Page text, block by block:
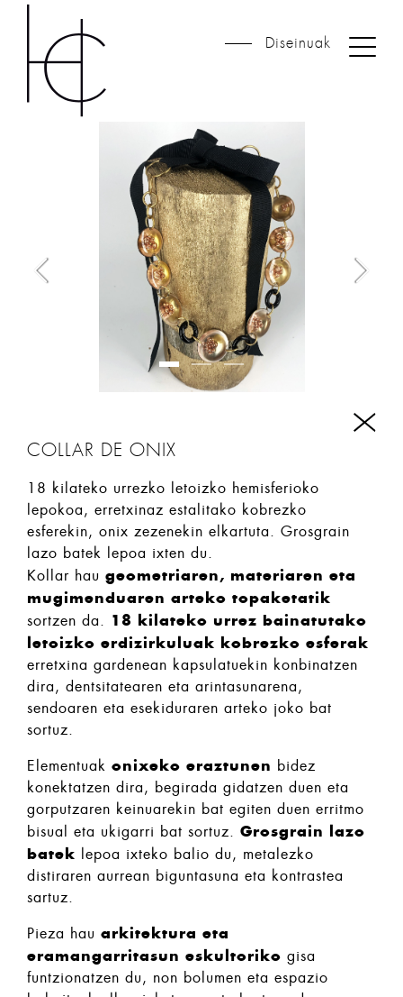
Diseinuak
COLLAR DE ONIX
18 kilateko urrezko letoizko hemisferioko
lepokoa, erretxinaz estalitako kobrezko
esferekin, onix zezenekin elkartuta. Grosgrain
lazo batek lepoa ixten du.
Kollar hau geometriaren, materiaren eta
mugimenduaren arteko topaketatik
sortzen da. 18 kilateko urrez bainatutako
letoizko erdizirkuluak kobrezko esferak
erretxina gardenean kapsulatuekin konbinatzen
dira, dentsitatearen eta arintasunarena,
sendoaren eta esekiduraren arteko joko bat
sortuz.
Elementuak onixeko eraztunen bidez
konektatzen dira, begirada gidatzen duen eta
gorputzaren keinuarekin bat egiten duen erritmo
bisual eta ukigarri bat sortuz. Grosgrain lazo
batek lepoa ixteko balio du, metalezko
distiraren aurrean biguntasuna eta kontrastea
sartuz.
Pieza hau arkitektura eta
eramangarritasun eskultoriko gisa
funtzionatzen du, non bolumen eta espazio